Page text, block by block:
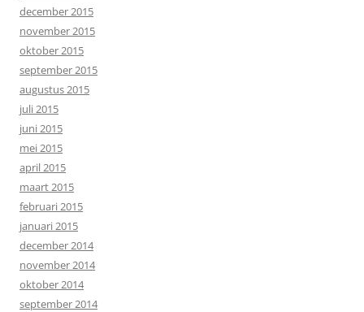
december 2015
november 2015
oktober 2015
september 2015
augustus 2015
juli 2015
juni 2015
mei 2015
april 2015
maart 2015
februari 2015
januari 2015
december 2014
november 2014
oktober 2014
september 2014